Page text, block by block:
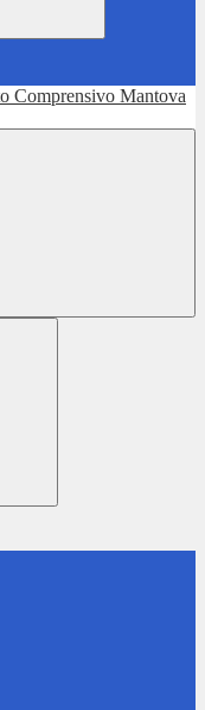
Comprensivo Mantova